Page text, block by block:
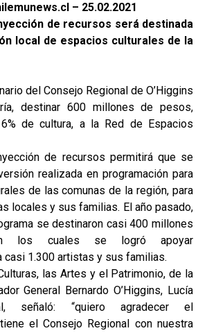
– 25.02.2021
de recursos será destinada
local de espacios culturales de la
del Consejo Regional de O’Higgins
destinar 600 millones de pesos,
de cultura, a la Red de Espacios
de recursos permitirá que se
realizada en programación para
de las comunas de la región, para
locales y sus familias. El año pasado,
se destinaron casi 400 millones
los cuales se logró apoyar
casi 1.300 artistas y sus familias.
las Artes y el Patrimonio, de la
General Bernardo O’Higgins, Lucía
señaló: “quiero agradecer el
el Consejo Regional con nuestra